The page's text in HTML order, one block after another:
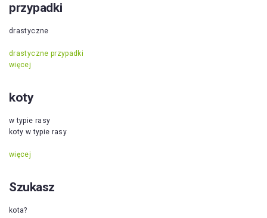
przypadki
drastyczne
drastyczne przypadki
więcej
koty
w typie rasy
koty w typie rasy
więcej
Szukasz
kota?